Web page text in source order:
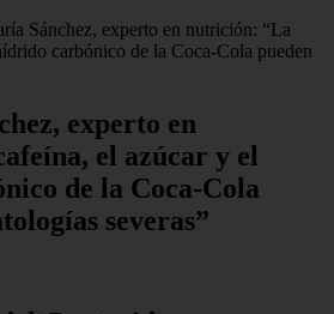
Sánchez, experto en nutrición: “La
carbónico de la Coca-Cola pueden
experto en
el azúcar y el
de la Coca-Cola
severas”